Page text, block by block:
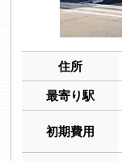
住所
最寄り駅
初期費用